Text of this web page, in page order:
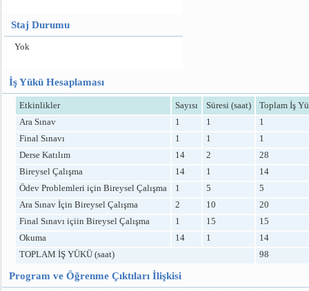
Staj Durumu
Yok
İş Yükü Hesaplaması
Etkinlikler Sayısı Süresi (saat)
Toplam İş
Ara Sınav
1 1
1
Final Sınavı
1 1
1
Derse Katılım
14 2
28
Bireysel Çalışma
14 1
14
Ödev Problemleri için Bireysel Çalışma
1 5
5
Ara Sınav İçin Bireysel Çalışma
2 10
20
Final Sınavı içiin Bireysel Çalışma
1 15
15
Okuma
14 1
14
TOPLAM İŞ YÜKÜ (saat)
98
Program ve Öğrenme Çıktıları İlişkisi